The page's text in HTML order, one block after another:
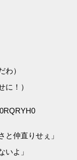
わ）
に！）
と仲直りせぇ」
いよ」